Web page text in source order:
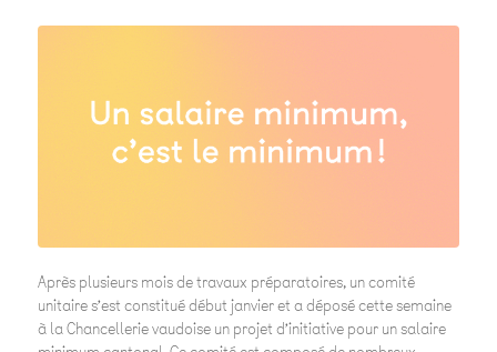
Après plusieurs mois de travaux préparatoires, un comité
unitaire s’est constitué début janvier et a déposé cette semaine
à la Chancellerie vaudoise un projet d’initiative pour un salaire